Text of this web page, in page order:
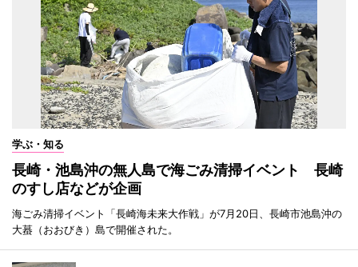
学ぶ・知る
長崎・池島沖の無人島で海ごみ清掃イベント 長崎
のすし店などが企画
海ごみ清掃イベント「長崎海未来大作戦」が7月20日、長崎市池島沖の
大蟇（おおびき）島で開催された。